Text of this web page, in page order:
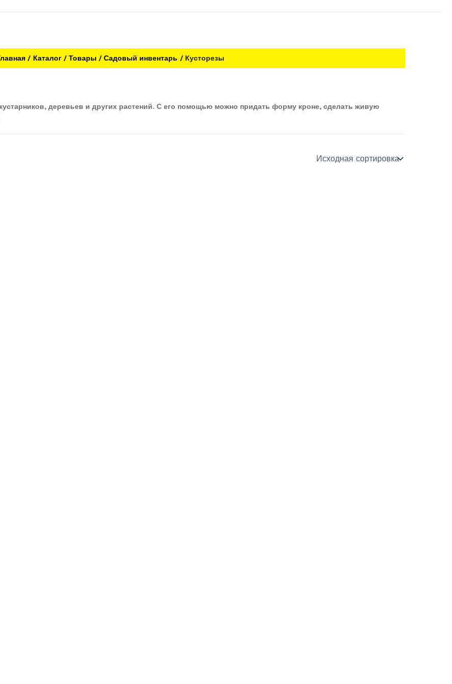
Каталог Товары Садовый инвентарь Кусторезы
деревьев и других растений. С его помощью можно придать форму кроне, сделать живую